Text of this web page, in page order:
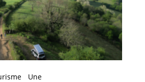
Une